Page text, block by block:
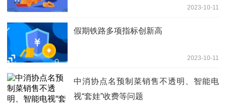
2023-10-11
假期铁路多项指标创新高
2023-10-11
中消协点名预制菜销售不透明、智能电
视“套娃”收费等问题